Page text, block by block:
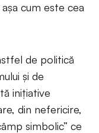
cum este cea
de politică
și de
inițiative
din nefericire,
simbolic” ce